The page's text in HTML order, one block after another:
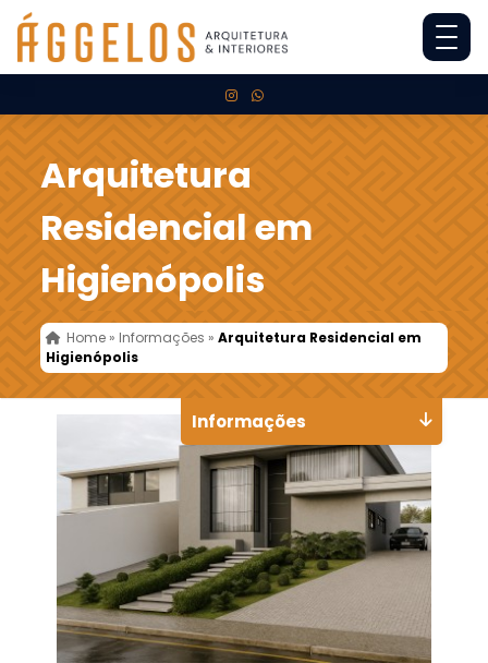
Arquitetura
Residencial em
Higienópolis
Home » Informações »Arquitetura Residencial em
Higienópolis
Informações